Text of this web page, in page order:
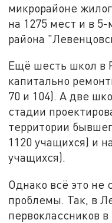
микрорайоне
на 1275 мест и в
района
Ещё шесть школ в
капитально
70 и 104). А две
стадии
территории
1120 учащихся) и
учащихся).
Однако всё это не
проблемы. Так, в
первоклассников